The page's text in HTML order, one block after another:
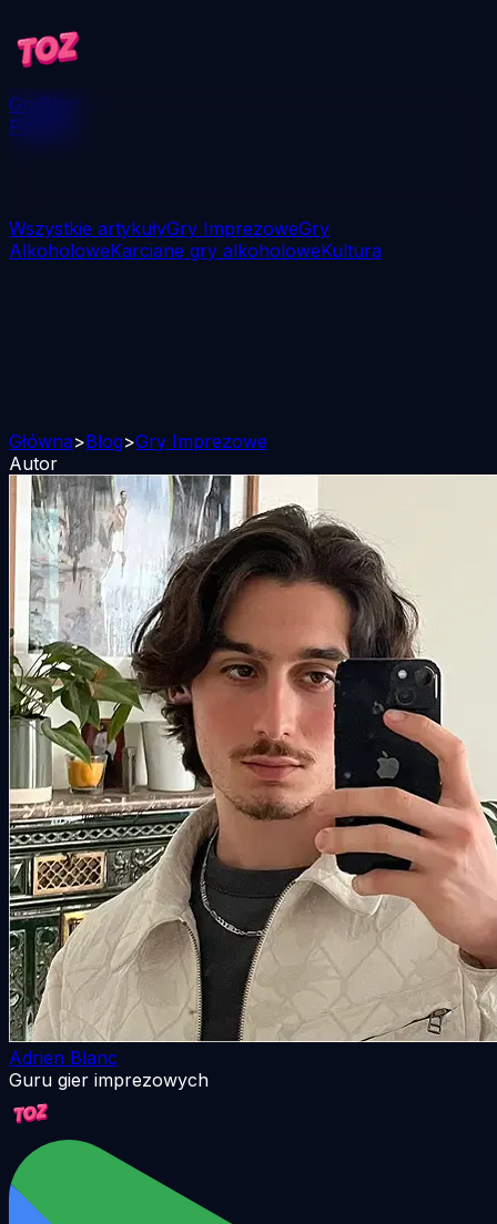
GryBlog
Pobierz
Wszystkie artykułyGry ImprezoweGry
AlkoholoweKarciane gry alkoholoweKultura
Główna>Blog>Gry Imprezowe
Autor
Adrien Blanc
Guru gier imprezowych